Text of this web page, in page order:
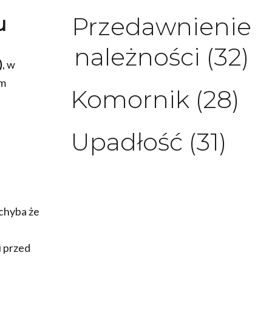
, w
że
przed
Przedawnienie
należności (32)
Komornik (28)
Upadłość (31)